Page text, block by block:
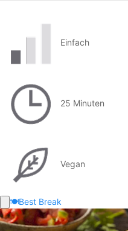
Einfach
25 Minuten
Vegan
🍽️Best Break